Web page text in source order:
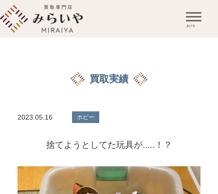
買取実績
2023.05.16 ホビー
捨てようとしてた玩具が.....！？